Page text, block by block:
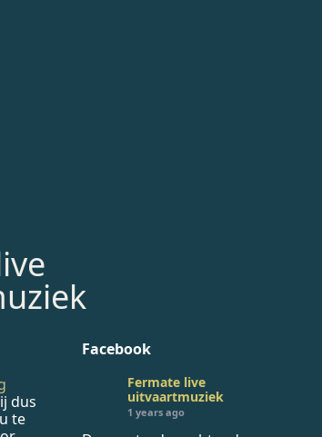
dus
te
Facebook
Fermate live
uitvaartmuziek
1 years ago